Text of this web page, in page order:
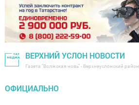
ВЕРХНИЙ УСЛОН НОВОСТИ
Газета "Волжская новь" - Верхнеуслонский район
ОФИЦИАЛЬНО